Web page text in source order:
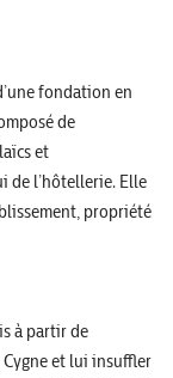
fondation en
de
et
de l’hôtellerie. Elle
propriété
à partir de
et lui insuffler